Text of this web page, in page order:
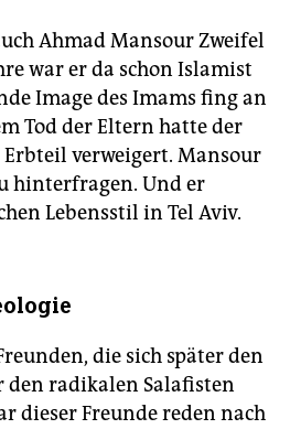
Ahmad Mansour Zweifel
war er da schon Islamist
Image des Imams fing an
Tod der Eltern hatte der
Erbteil verweigert. Mansour
hinterfragen. Und er
Lebensstil in Tel Aviv.
die sich später den
radikalen Salafisten
dieser Freunde reden nach